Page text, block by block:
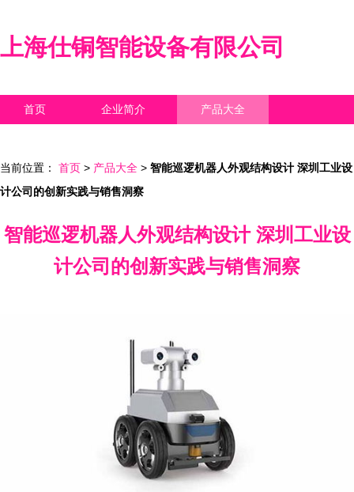
上海仕铜智能设备有限公司
首页 企业简介 产品大全
当前位置： 首页 > 产品大全 > 智能巡逻机器人外观结构设计 深圳工业设
计公司的创新实践与销售洞察
智能巡逻机器人外观结构设计 深圳工业设
计公司的创新实践与销售洞察